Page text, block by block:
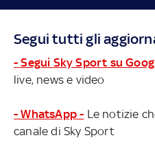
Segui tutti gli
- Segui Sky Sport su
live, news e video
- WhatsApp - Le notizie
canale di Sky Sport